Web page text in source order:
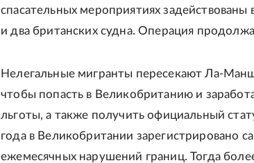
спасательных мероприятиях задействованы
и два британских судна. Операция
Нелегальные мигранты пересекают Ла-
чтобы попасть в Великобританию и
льготы, а также получить официальный
года в Великобритании зарегистрировано
ежемесячных нарушений границ. Тогда